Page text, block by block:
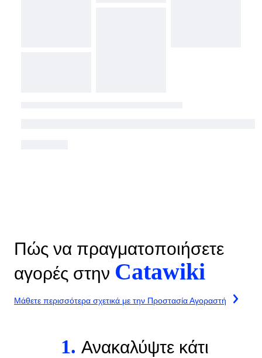
Πώς να πραγματοποιήσετε
αγορές στην Catawiki
Μάθετε περισσότερα σχετικά με την Προστασία Αγοραστή
1. Ανακαλύψτε κάτι